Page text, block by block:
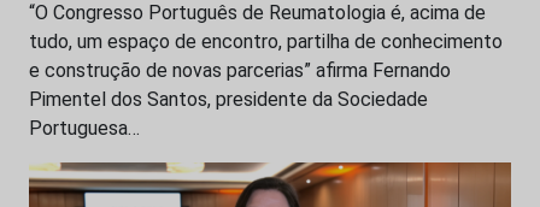
“O Congresso Português de Reumatologia é, acima de
tudo, um espaço de encontro, partilha de conhecimento
e construção de novas parcerias” afirma Fernando
Pimentel dos Santos, presidente da Sociedade
Portuguesa…